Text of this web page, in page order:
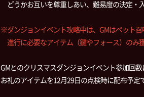
どうかお互いを尊重しあい、難易度の決定・
※ダンジョンイベント攻略中は、GMはペット召
進行に必要なアイテム（鍵やフォース）のみ獲
GMとのクリスマスダンジョンイベント参加回数
お礼のアイテムを12月29日の点検時に配布予定